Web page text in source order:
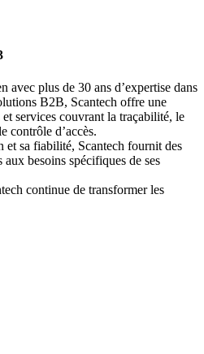
avec plus de 30 ans d’expertise dans
B2B, Scantech offre une
services couvrant la traçabilité, le
contrôle d’accès.
et sa fiabilité, Scantech fournit des
aux besoins spécifiques de ses
continue de transformer les